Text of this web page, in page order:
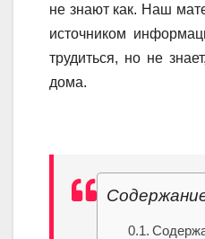
не знают как. Наш
источником
трудиться, но не
дома.